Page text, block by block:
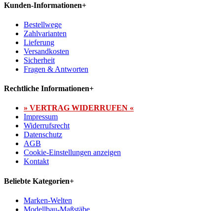
Kunden-Informationen+
Bestellwege
Zahlvarianten
Lieferung
Versandkosten
Sicherheit
Fragen & Antworten
Rechtliche Informationen+
» VERTRAG WIDERRUFEN «
Impressum
Widerrufsrecht
Datenschutz
AGB
Cookie-Einstellungen anzeigen
Kontakt
Beliebte Kategorien+
Marken-Welten
Modellbau-Maßstäbe